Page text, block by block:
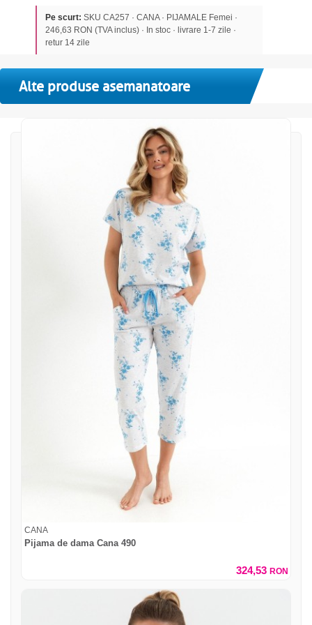
Pe scurt: SKU CA257 · CANA · PIJAMALE Femei ·
246,63 RON (TVA inclus) · In stoc · livrare 1-7 zile ·
retur 14 zile
Alte produse asemanatoare
CANA
Pijama de dama Cana 490
324,53 RON